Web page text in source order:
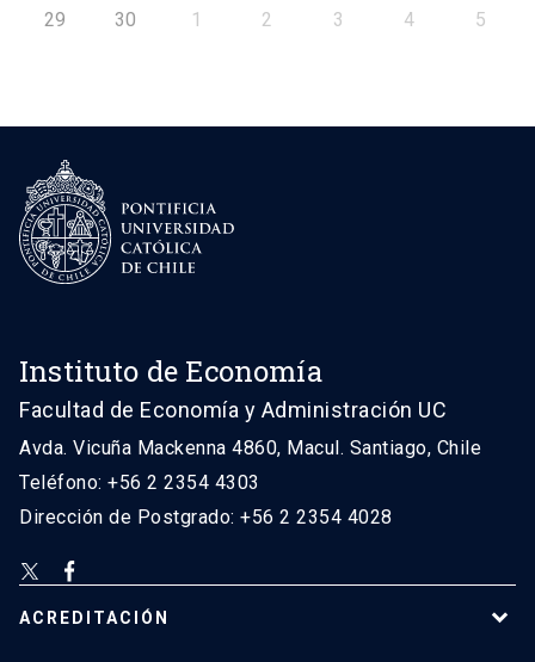
29 30 1 2 3 4 5
Instituto de Economía
Facultad de Economía y Administración UC
Avda. Vicuña Mackenna 4860, Macul. Santiago, Chile
Teléfono: +56 2 2354 4303
Dirección de Postgrado: +56 2 2354 4028
ACREDITACIÓN